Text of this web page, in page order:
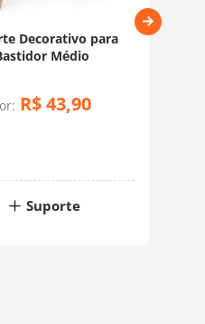
Decorativo para
Médio
R$43,90
Suporte